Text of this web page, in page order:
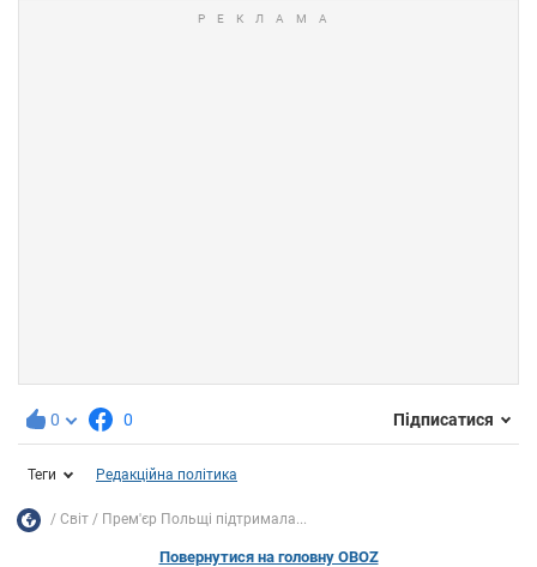
0 0 Підписатися
Теги Редакційна політика
Світ Прем'єр Польщі підтримала...
Повернутися на головну OBOZ